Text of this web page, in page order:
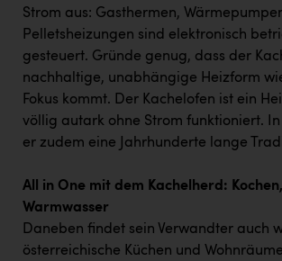
Strom aus: Gasthermen,
Pelletsheizungen sind elektronisch
gesteuert. Gründe genug, dass der
nachhaltige, unabhängige Heizform
Fokus kommt. Der Kachelofen ist ein
völlig autark ohne Strom funktioniert.
er zudem eine Jahrhunderte lange
All in One mit dem Kachelherd:
Warmwasser
Daneben findet sein Verwandter auch
österreichische Küchen und